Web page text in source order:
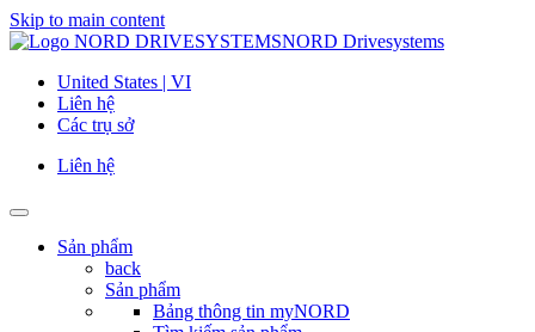
Skip to main content
NORD Drivesystems
United States | VI
Liên hệ
Các trụ sở
Liên hệ
Sản phẩm
back
Sản phẩm
Bảng thông tin myNORD